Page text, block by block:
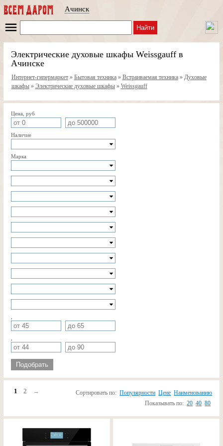
Ачинск
Найти
Электрические духовые шкафы Weissgauff в
Ачинске
Интернет-гипермаркет» Бытовая техника» Встраиваемая техника» Духовые
шкафы» Электрические духовые шкафы» Weissgauff
Цена, руб
Наличие
Марка
Подобрать
1 2 → Сортировать по: Популярности Цене Наименованию
Показывать по: 20 40 80